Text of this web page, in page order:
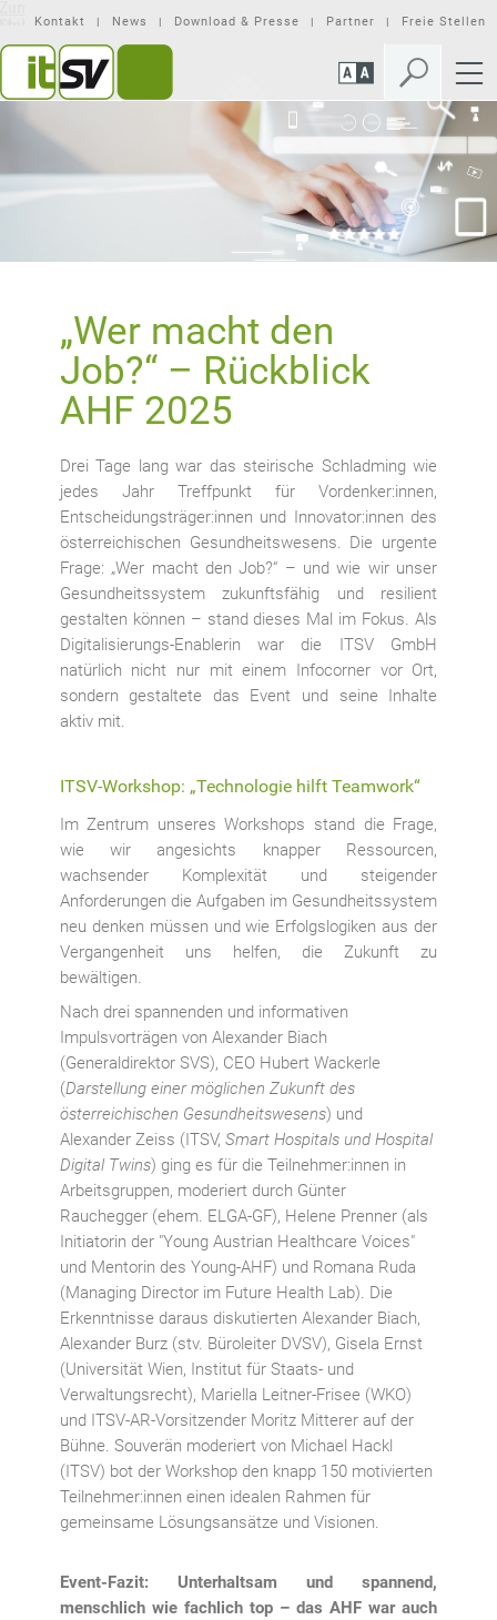
Seiteninhalt
springen
Mobilen
Navigation
springen
Kontakt News Download & Presse Partner Freie Stellen
„Wer macht den
Job?“ – Rückblick
AHF 2025
Drei Tage lang war das steirische Schladming wie
jedes Jahr Treffpunkt für Vordenker:innen,
Entscheidungsträger:innen und Innovator:innen des
österreichischen Gesundheitswesens. Die urgente
Frage: „Wer macht den Job?“ – und wie wir unser
Gesundheitssystem zukunftsfähig und resilient
gestalten können – stand dieses Mal im Fokus. Als
Digitalisierungs-Enablerin war die ITSV GmbH
natürlich nicht nur mit einem Infocorner vor Ort,
sondern gestaltete das Event und seine Inhalte
aktiv mit.
ITSV-Workshop: „Technologie hilft Teamwork“
Im Zentrum unseres Workshops stand die Frage,
wie wir angesichts knapper Ressourcen,
wachsender Komplexität und steigender
Anforderungen die Aufgaben im Gesundheitssystem
neu denken müssen und wie Erfolgslogiken aus der
Vergangenheit uns helfen, die Zukunft zu
bewältigen.
Nach drei spannenden und informativen
Impulsvorträgen von Alexander Biach
(Generaldirektor SVS), CEO Hubert Wackerle
(Darstellung einer möglichen Zukunft des
österreichischen Gesundheitswesens) und
Alexander Zeiss (ITSV, Smart Hospitals und Hospital
Digital Twins) ging es für die Teilnehmer:innen in
Arbeitsgruppen, moderiert durch Günter
Rauchegger (ehem. ELGA-GF), Helene Prenner (als
Initiatorin der "Young Austrian Healthcare Voices"
und Mentorin des Young-AHF) und Romana Ruda
(Managing Director im Future Health Lab). Die
Erkenntnisse daraus diskutierten Alexander Biach,
Alexander Burz (stv. Büroleiter DVSV), Gisela Ernst
(Universität Wien, Institut für Staats- und
Verwaltungsrecht), Mariella Leitner-Frisee (WKO)
und ITSV-AR-Vorsitzender Moritz Mitterer auf der
Bühne. Souverän moderiert von Michael Hackl
(ITSV) bot der Workshop den knapp 150 motivierten
Teilnehmer:innen einen idealen Rahmen für
gemeinsame Lösungsansätze und Visionen.
Event-Fazit: Unterhaltsam und spannend,
menschlich wie fachlich top – das AHF war auch